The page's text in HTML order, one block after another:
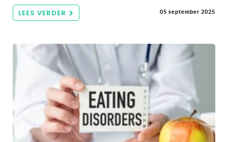
LEES VERDER 05 september 2025